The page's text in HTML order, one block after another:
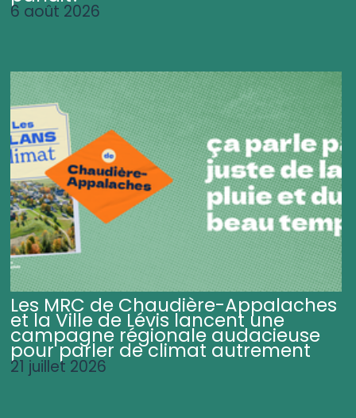
6 août 2026
Les MRC de Chaudière-Appalaches
et la Ville de Lévis lancent une
campagne régionale audacieuse
pour parler de climat autrement
21 juillet 2026